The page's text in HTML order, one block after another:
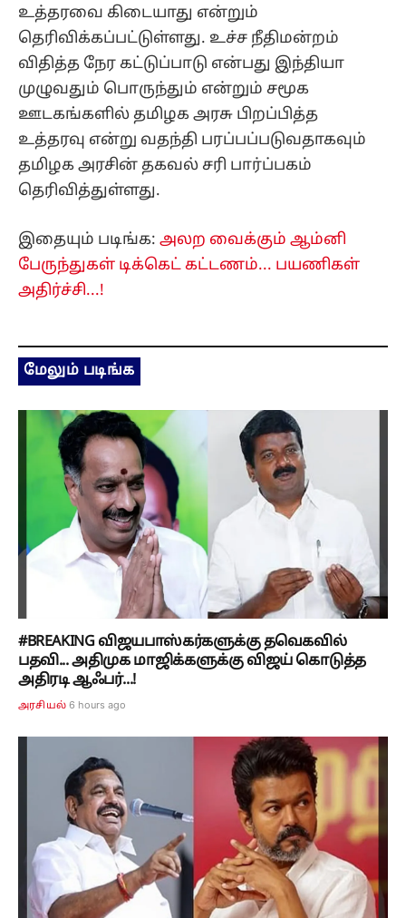
உத்தரவை கிடையாது என்றும்
தெரிவிக்கப்பட்டுள்ளது. உச்ச நீதிமன்றம்
விதித்த நேர கட்டுப்பாடு என்பது இந்தியா
முழுவதும் பொருந்தும் என்றும் சமூக
ஊடகங்களில் தமிழக அரசு பிறப்பித்த
உத்தரவு என்று வதந்தி பரப்பப்படுவதாகவும்
தமிழக அரசின் தகவல் சரி பார்ப்பகம்
தெரிவித்துள்ளது.
இதையும் படிங்க: அலற வைக்கும் ஆம்னி
பேருந்துகள் டிக்கெட் கட்டணம்... பயணிகள்
அதிர்ச்சி...!
மேலும் படிங்க
#BREAKING விஜயபாஸ்கர்களுக்கு தவெகவில்
பதவி... அதிமுக மாஜிக்களுக்கு விஜய் கொடுத்த
அதிரடி ஆஃபர்...!
அரசியல் 6 hours ago